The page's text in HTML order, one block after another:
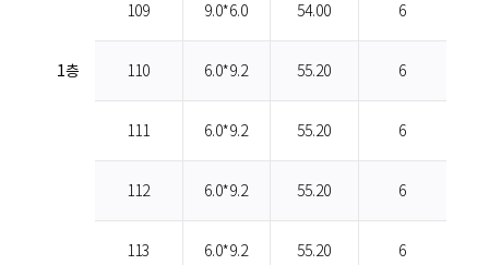
1층
109 9.0*6.0 54.00 6
110 6.0*9.2 55.20 6
111 6.0*9.2 55.20 6
112 6.0*9.2 55.20 6
113 6.0*9.2 55.20 6